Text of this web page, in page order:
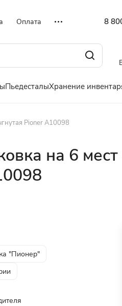
Оплата 8
ПьедесталыХранение
Pioner A10098
на 6
"Пионер"